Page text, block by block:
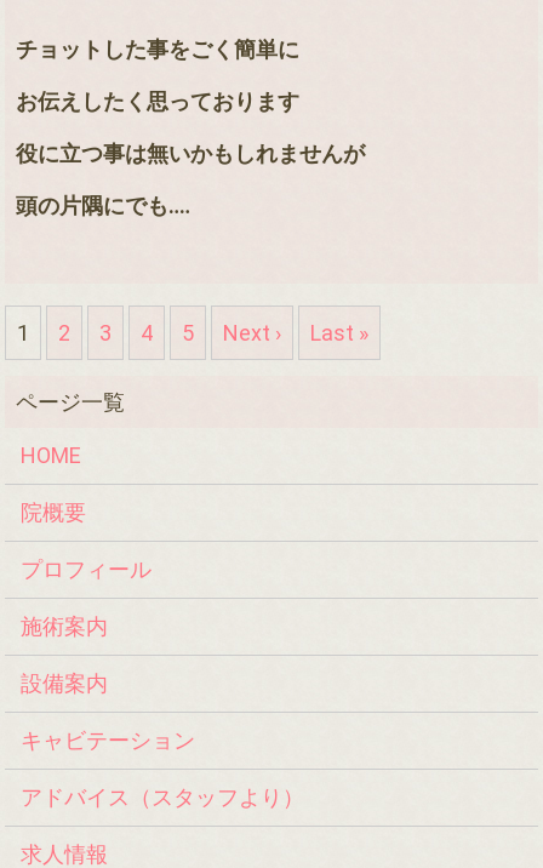
チョットした事をごく簡単に
お伝えしたく思っております
役に立つ事は無いかもしれませんが
頭の片隅にでも‥‥
1 2 3 4 5 Next › Last »
HOME
院概要
プロフィール
施術案内
設備案内
キャビテーション
アドバイス（スタッフより）
求人情報